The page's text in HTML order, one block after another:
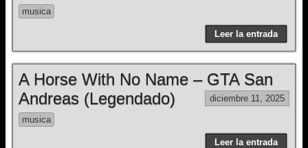
musica
Leer la entrada
A Horse With No Name – GTA San
Andreas (Legendado)
diciembre 11, 2025
musica
Leer la entrada